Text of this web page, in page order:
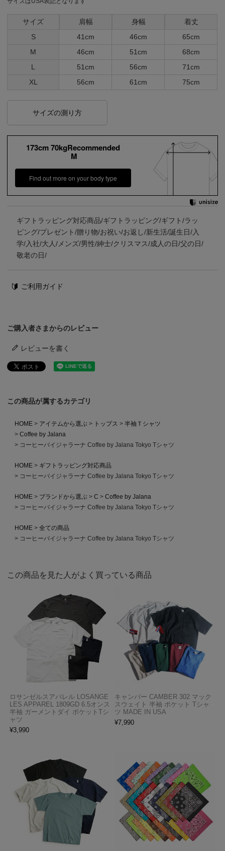
サイズ 肩幅 身幅
着丈
S
41cm 46cm
65cm
M
46cm 51cm
68cm
L
51cm 56cm
71cm
XL
56cm 61cm 75cm
サイズの測り方
173cm 70kgRecommended
M
Find out more on your body type
ギフトラッピング対応商品/ギフトラッピング/ギフト/ラッ
ピング/プレゼント/贈り物/お祝い/お返し/新生活/誕生日/入
学/入社/大人/メンズ/男性/紳士/クリスマス/成人の日/父の日/
敬老の日/
ご利用ガイド
ご購入者さまからのレビュー
レビューを書く
この商品が属するカテゴリ
HOME アイテムから選ぶ トップス
半袖Ｔシャツ
Coffee by Jalana
コーヒーバイジャラーナ Coffee by Jalana Tokyo Tシャツ
HOME
ギフトラッピング対応商品
コーヒーバイジャラーナ Coffee by Jalana Tokyo Tシャツ
HOME ブランドから選ぶ C
Coffee by Jalana
コーヒーバイジャラーナ Coffee by Jalana Tokyo Tシャツ
HOME
全ての商品
コーヒーバイジャラーナ Coffee by Jalana Tokyo Tシャツ
この商品を見た人がよく買っている商品
ロサンゼルスアパレル LOSANGE
LES APPAREL 1809GD 6.5オンス
半袖 ガーメントダイ ポケットTシ
ャツ
¥3,990
キャンバー CAMBER 302 マック
スウェイト 半袖 ポケット Tシャ
ツ MADE IN USA
¥7,990